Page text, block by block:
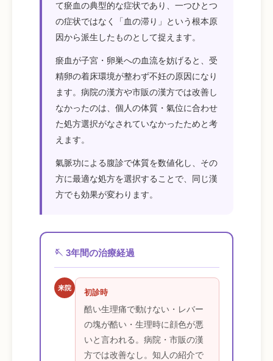
て瘀血の典型的な症状であり、一つひとつ
の症状ではなく「血の滞り」という根本原
因から派生したものとして捉えます。
瘀血が子宮・卵巣への血流を妨げると、受
精卵の着床環境が整わず不妊の原因になり
ます。病院の漢方や市販の漢方では改善し
なかったのは、個人の体質・氣位に合わせ
た処方選択がなされていなかったためと考
えます。
氣脈功による腹診で体質を数値化し、その
方に最適な処方を選択することで、同じ漢
方でも効果が変わります。
🪡 3年間の治療経過
来院 初診時
酷い生理痛で動けない・レバー
の塊が酷い・生理時に顔色が悪
いと言われる。病院・市販の漢
方では改善なし。知人の紹介で